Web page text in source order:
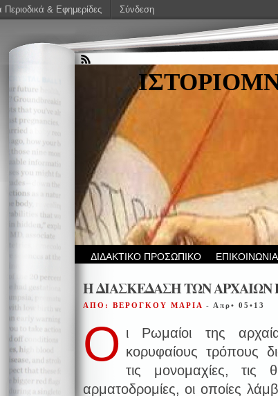
ΔΙΔΑΚΤΙΚΟ ΠΡΟΣΩΠΙΚΟ ΕΠΙΚΟΙΝΩΝΙΑ
Η ΔΙΑΣΚΕΔΑΣΗ ΤΩΝ ΑΡΧΑΙΩΝ
ΑΠΟ: ΒΕΡΟΓΚΟΥ ΜΑΡΙΑ - Απρ• 05•13
Ο ι Ρωμαίοι της
κορυφαίους τρόπους
τις μονομαχίες, τις
αρματοδρομίες, οι οποίες
Περιοδικά & Εφημερίδες Σύνδεση